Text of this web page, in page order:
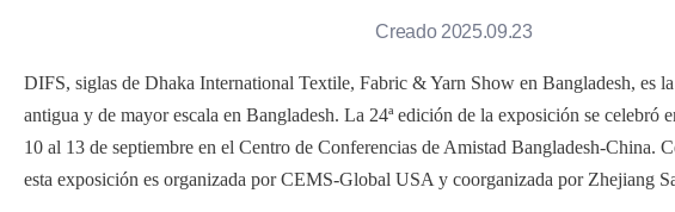
Creado 2025.09.23
DIFS, siglas de Dhaka International Textile, Fabric & Yarn Show en Bangladesh, es
antigua y de mayor escala en Bangladesh. La 24ª edición de la exposición se celebró
10 al 13 de septiembre en el Centro de Conferencias de Amistad Bangladesh-China.
esta exposición es organizada por CEMS-Global USA y coorganizada por Zhejiang